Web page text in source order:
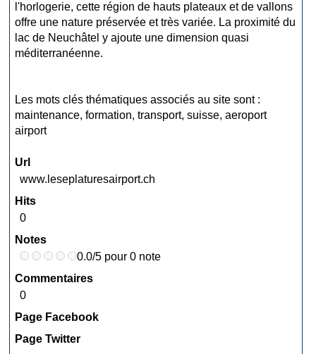
l'horlogerie, cette région de hauts plateaux et de vallons
offre une nature préservée et très variée. La proximité du
lac de Neuchâtel y ajoute une dimension quasi
méditerranéenne.
Les mots clés thématiques associés au site sont :
maintenance,formation,transport,suisse,aeroport
airport
Url
www.leseplaturesairport.ch
Hits
0
Notes
0.0/5 pour 0 note
Commentaires
0
Page Facebook
Page Twitter